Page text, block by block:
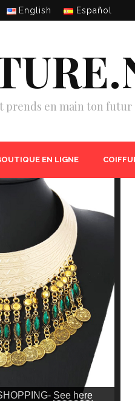
English Español
prends en main ton futur
EN LIGNE
See here